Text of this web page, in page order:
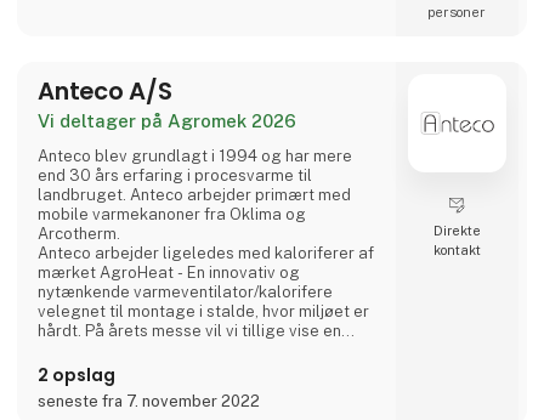
biogassen til biometan. Vores
absorptionsproces er så effektiv, at
metanslip til atmosfæren er mindre end 0,09
personer
Anteco A/S
Vi deltager på Agromek 2026
Anteco blev grundlagt i 1994 og har mere
end 30 års erfaring i procesvarme til
landbruget. Anteco arbejder primært med
mobile varmekanoner fra Oklima og
Arcotherm.
Anteco arbejder ligeledes med kaloriferer af
mærket AgroHeat - En innovativ og
nytænkende varmeventilator/kalorifere
velegnet til montage i stalde, hvor miljøet er
hårdt. På årets messe vil vi tillige vise en
Eliturbo Misty. Alle vores produkter
forhandles gennem et landsdækkende
forhandlernet.
2 opslag
seneste fra 7. november 2022
Direkte
kontakt